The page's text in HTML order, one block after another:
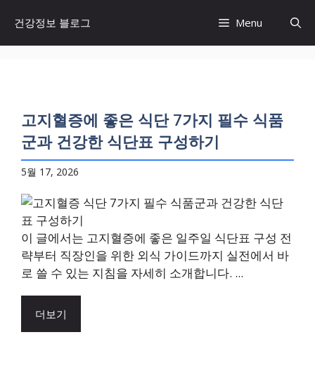
츠
건강정보 블로그 Menu
고지혈증에 좋은 식단 7가지 필수 식품
군과 건강한 식단표 구성하기
5월 17, 2026
이 글에서는 고지혈증에 좋은 일주일 식단표 구성 전
략부터 직장인을 위한 외식 가이드까지 실전에서 바
로 쓸 수 있는 지침을 자세히 소개합니다. ...
더보기